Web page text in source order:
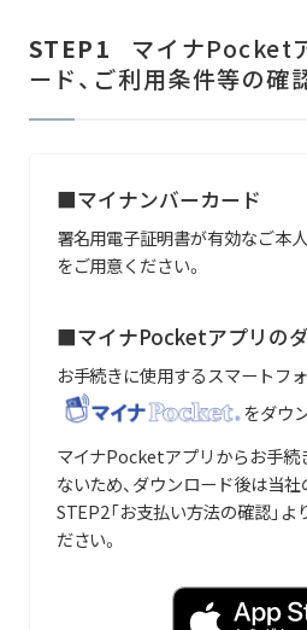
STEP1
マイナPocket
ード、ご利用条件等の確
■マイナンバーカード
署名用電子証明書が有効なご本
をご用意ください。
■マイナPocketアプリの
お手続きに使用するスマートフ
をダウ
マイナPocketアプリからお手続
ないため、ダウンロード後は当社
STEP2「お支払い方法の確認」
ださい。